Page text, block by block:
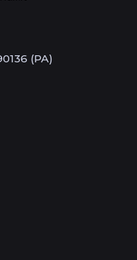
(PA)